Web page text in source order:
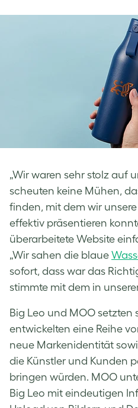
„Wir waren sehr stolz auf
scheuten keine Mühen,
finden, mit dem wir
effektiv präsentieren
überarbeitete Website
„Wir sahen die blaue
sofort, dass war das
stimmte mit dem in
Big Leo und MOO
entwickelten eine Reihe
neue Markenidentität
die Künstler und Kunden
bringen würden. MOO
Big Leo mit eindeutigen